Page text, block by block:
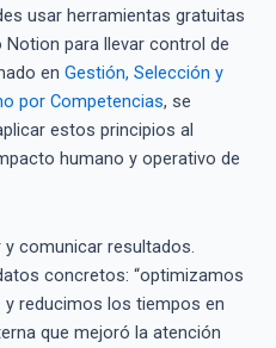
usar herramientas gratuitas
para llevar control de
en Gestión, Selección y
por Competencias, se
estos principios al
humano y operativo de
comunicar resultados.
concretos: “optimizamos
reducimos los tiempos en
que mejoró la atención